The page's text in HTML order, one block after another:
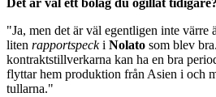
Det är väl ett bolag du ogillat tidigare?
"Ja, men det är väl egentligen inte värre
liten rapportspecki Nolato som blev
kontraktstillverkarna kan ha en bra
flyttar hem produktion från Asien i och
tullarna."